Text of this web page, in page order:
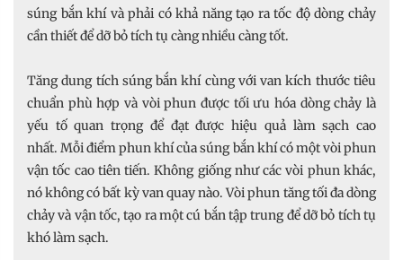
súng bắn khí và phải có khả năng tạo ra tốc độ dòng chảy
cần thiết để dỡ bỏ tích tụ càng nhiều càng tốt.
Tăng dung tích súng bắn khí cùng với van kích thước tiêu
chuẩn phù hợp và vòi phun được tối ưu hóa dòng chảy là
yếu tố quan trọng để đạt được hiệu quả làm sạch cao
nhất. Mỗi điểm phun khí của súng bắn khí có một vòi phun
vận tốc cao tiên tiến. Không giống như các vòi phun khác,
nó không có bất kỳ van quay nào. Vòi phun tăng tối đa dòng
chảy và vận tốc, tạo ra một cú bắn tập trung để dỡ bỏ tích tụ
khó làm sạch.